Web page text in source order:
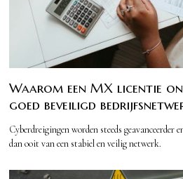
Waarom een MX licentie
goed beveiligd
Cyberdreigingen worden steeds
dan ooit van een stabiel en veilig netwerk.